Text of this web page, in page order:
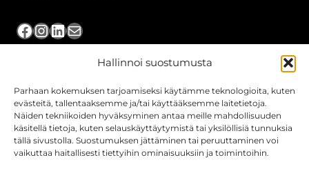
Hallinnoi suostumusta
Parhaan kokemuksen tarjoamiseksi käytämme teknologioita, kuten
evästeitä, tallentaaksemme ja/tai käyttääksemme laitetietoja.
Näiden tekniikoiden hyväksyminen antaa meille mahdollisuuden
käsitellä tietoja, kuten selauskäyttäytymistä tai yksilöllisiä tunnuksia
tällä sivustolla. Suostumuksen jättäminen tai peruuttaminen voi
vaikuttaa haitallisesti tiettyihin ominaisuuksiin ja toimintoihin.
Facebook
Instagram
LinkedIn
Sähköposti
Järvenpää
Kerava
Nurmijärvi